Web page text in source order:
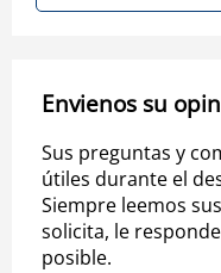
Envienos su
Sus preguntas y
útiles durante el
Siempre leemos
solicita, le
posible.